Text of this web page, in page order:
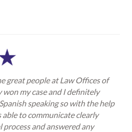
great people at Law Offices of
won my case and I definitely
speaking so with the help
able to communicate clearly
and answered any